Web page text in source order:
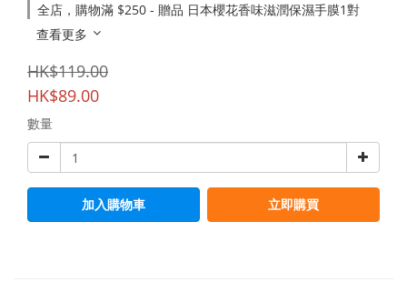
全店，購物滿 $250 - 贈品 日本櫻花香味滋潤保濕手膜1對
查看更多
HK$119.00
HK$89.00
數量
加入購物車 立即購買